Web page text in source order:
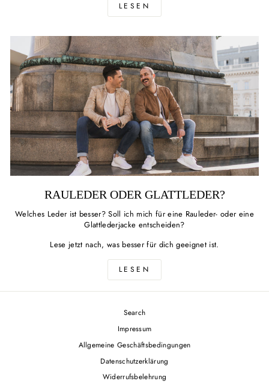
LESEN
RAULEDER ODER GLATTLEDER?
Welches Leder ist besser? Soll ich mich für eine Rauleder- oder eine
Glattlederjacke entscheiden?
Lese jetzt nach, was besser für dich geeignet ist.
LESEN
Search
Impressum
Allgemeine Geschäftsbedingungen
Datenschutzerklärung
Widerrufsbelehrung